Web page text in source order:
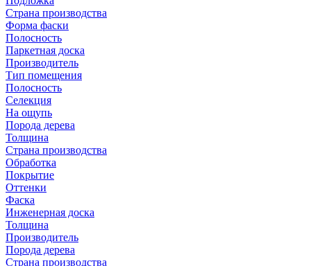
Страна производства
Форма фаски
Полосность
Паркетная доска
Производитель
Тип помещения
Полосность
Селекция
На ощупь
Порода дерева
Толщина
Страна производства
Обработка
Покрытие
Оттенки
Фаска
Инженерная доска
Толщина
Производитель
Порода дерева
Страна производства